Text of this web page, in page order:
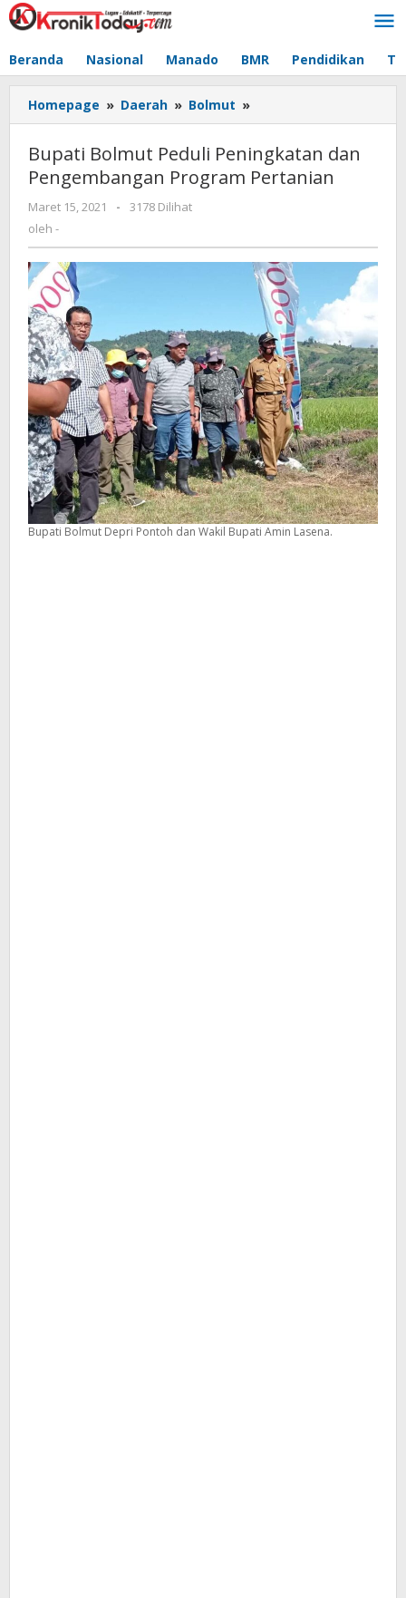
Lewati
ke
Beranda Nasional Manado BMR Pendidikan
Homepage » Daerah » Bolmut »
Bolmut
Peduli
Peningkatan
dan
Bupati Bolmut Peduli Peningkatan dan
Pengembangan Program Pertanian
Maret 15, 2021
oleh
-
3178 Dilihat
oleh -
Bupati Bolmut Depri Pontoh dan Wakil Bupati Amin Lasena.